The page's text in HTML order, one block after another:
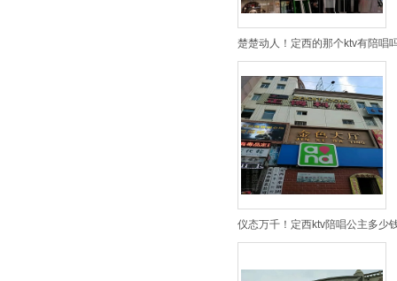
楚楚动人！定西的那个ktv有陪唱
仪态万千！定西ktv陪唱公主多少